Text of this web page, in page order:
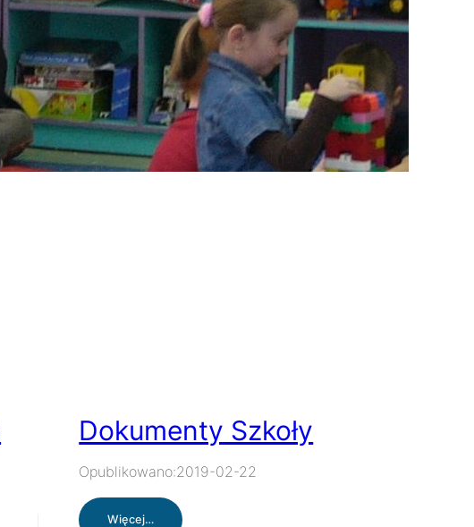
Dokumenty Szkoły
Opublikowano:2019-02-22
Więcej…